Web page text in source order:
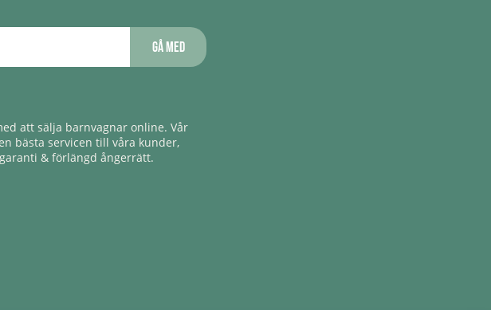
Gå med
att sälja barnvagnar online. Vår
bästa servicen till våra kunder,
& förlängd ångerrätt.